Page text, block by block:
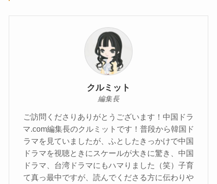
クルミット
編集長
ご訪問くださりありがとうございます！中国ドラ
マ.com編集長のクルミットです！普段から韓国ド
ラマを見ていましたが、ふとしたきっかけで中国
ドラマを視聴ときにスケールが大きに驚き、中国
ドラマ、台湾ドラマにもハマりました（笑）子育
て真っ最中ですが、読んでくださる方に伝わりや